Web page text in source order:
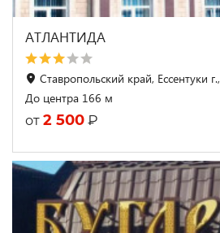
АТЛАНТИДА
Ставропольский край, Ессентуки
До центра 166 м
от 2 500 ₽